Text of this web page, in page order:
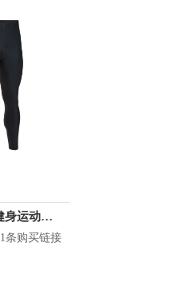
Under Armour 健身运动紧身裤 1301016
1条购买链接